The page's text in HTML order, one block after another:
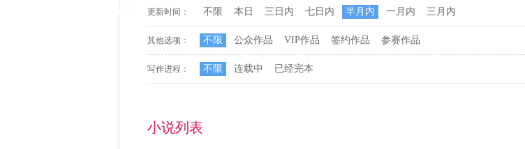
更新时间： 不限 本日 三日内 七日内 半月内 一月内 三月内
其他选项： 不限 公众作品 VIP作品 签约作品 参赛作品
写作进程： 不限 连载中 已经完本
小说列表